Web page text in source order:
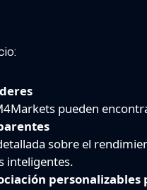
pueden
sobre el
inteligentes.
personalizables